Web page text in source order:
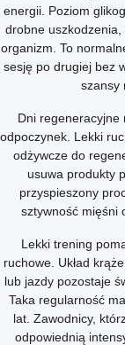
energii. Poziom
drobne
organizm. To
sesję po drugiej bez
szansy
Dni regeneracyjne
odpoczynek. Lekki
odżywcze do
usuwa produkty
przyspieszony
sztywność mięśni
Lekki trening
ruchowe. Układ
lub jazdy pozostaje
Taka regularność
lat. Zawodnicy,
odpowiednią